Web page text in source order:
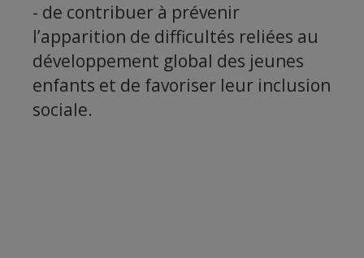
- de contribuer à prévenir
l’apparition de difficultés reliées au
développement global des jeunes
enfants et de favoriser leur inclusion
sociale.